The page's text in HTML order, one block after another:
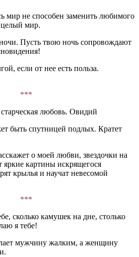
мир не способен заменить любимого
целый мир.
Пусть твою ночь сопровождают
если от нее есть польза.
***
любовь. Овидий
быть спутницей подлых. Кратет
о моей любви, звездочки на
картины искрящегося
крылья и научат невесомой
***
сколько камушек на дне, столько
я тебе!
мужчину жалким, а женщину